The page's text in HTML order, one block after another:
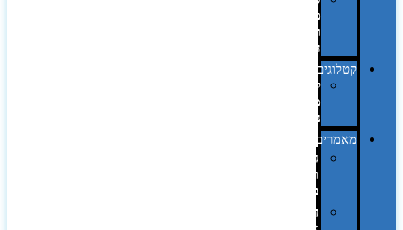
מחשב
וציוד
היקפי
קטלוגים
קטלוג
מוצרי
נייר
מאמרים
גימורים
והשבחות
בדפוס
דפוס